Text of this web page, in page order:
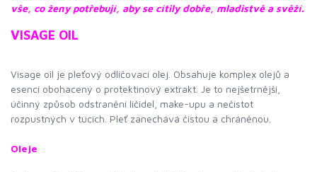
vše, co ženy potřebují, aby se cítily dobře, mladistvě a svěží.
VISAGE OIL
Visage oil je pleťový odličovací olej. Obsahuje komplex olejů a
esencí obohacený o protektinový extrakt. Je to nejšetrnější,
účinný způsob odstranění líčidel, make-upu a nečistot
rozpustných v tucích. Pleť zanechává čistou a chráněnou.
Oleje